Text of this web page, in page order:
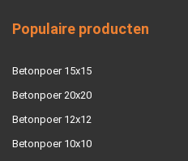
Populaire producten
Betonpoer 15x15
Betonpoer 20x20
Betonpoer 12x12
Betonpoer 10x10